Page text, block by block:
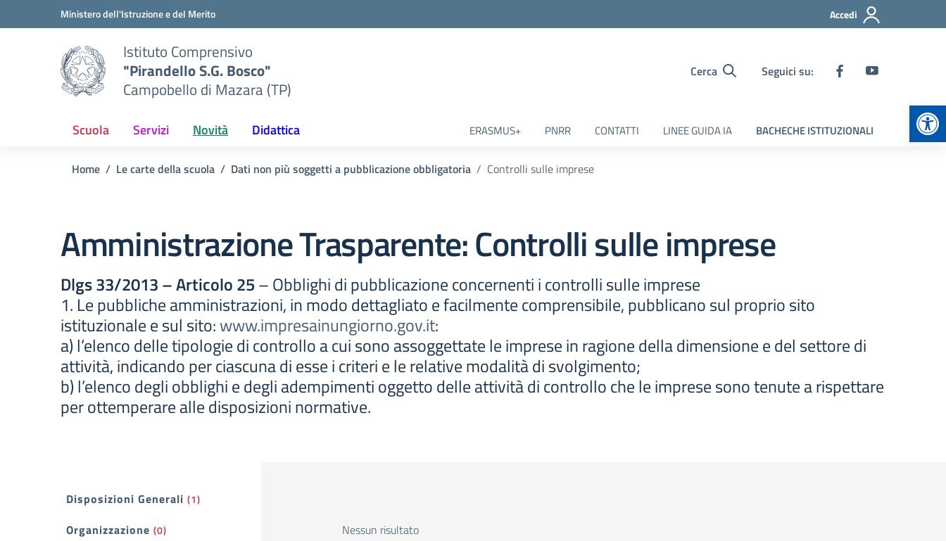
Vai ai contenuti
Vai al menu di navigazioneMinistero dell'Istruzione e del Merito Accedi
Istituto Comprensivo
"Pirandello S.G. Bosco"
Campobello di Mazara (TP)
Cerca Seguici su:
Scuola Servizi Novità Didattica ERASMUS+ PNRR CONTATTI LINEE GUIDA IA BACHECHE ISTITUZIONALI
Home Le carte della scuola Dati non più soggetti a pubblicazione obbligatoria Controlli sulle imprese
Amministrazione Trasparente:Controlli sulle imprese
Dlgs 33/2013 – Articolo 25– Obblighi di pubblicazione concernenti i controlli sulle imprese
1. Le pubbliche amministrazioni, in modo dettagliato e facilmente comprensibile, pubblicano sul proprio sito
istituzionale e sul sito:www.impresainungiorno.gov.it:
a) l’elenco delle tipologie di controllo a cui sono assoggettate le imprese in ragione della dimensione e del settore di
attività, indicando per ciascuna di esse i criteri e le relative modalità di svolgimento;
b) l’elenco degli obblighi e degli adempimenti oggetto delle attività di controllo che le imprese sono tenute a rispettare
per ottemperare alle disposizioni normative.
Filtri
Disposizioni Generali (1)
Organizzazione (0) Nessun risultato